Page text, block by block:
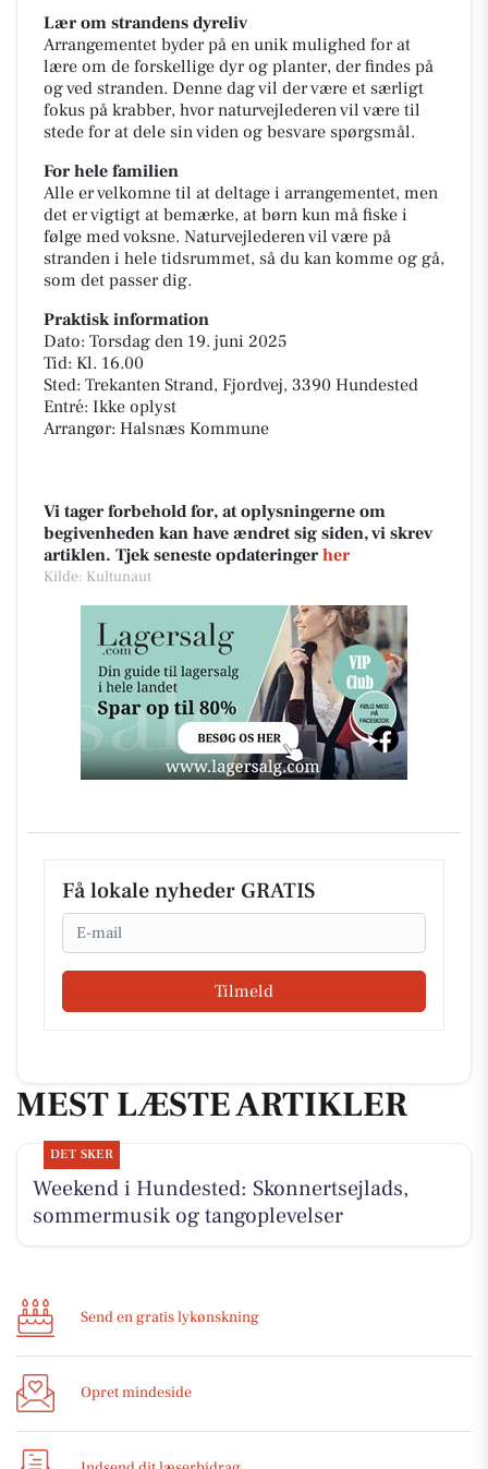
Lær om strandens dyreliv
Arrangementet byder på en unik mulighed for at
lære om de forskellige dyr og planter, der findes på
og ved stranden. Denne dag vil der være et særligt
fokus på krabber, hvor naturvejlederen vil være til
stede for at dele sin viden og besvare spørgsmål.
For hele familien
Alle er velkomne til at deltage i arrangementet, men
det er vigtigt at bemærke, at børn kun må fiske i
følge med voksne. Naturvejlederen vil være på
stranden i hele tidsrummet, så du kan komme og gå,
som det passer dig.
Praktisk information
Dato: Torsdag den 19. juni 2025
Tid: Kl. 16.00
Sted: Trekanten Strand, Fjordvej, 3390 Hundested
Entré: Ikke oplyst
Arrangør: Halsnæs Kommune
Vi tager forbehold for, at oplysningerne om
begivenheden kan have ændret sig siden, vi skrev
artiklen. Tjek seneste opdateringer her
Kilde: Kultunaut
Få lokale nyheder GRATIS
Email
Tilmeld
MEST LÆSTE ARTIKLER
DET SKER
Weekend i Hundested: Skonnertsejlads,
sommermusik og tangoplevelser
Send en gratis lykønskning
Opret mindeside